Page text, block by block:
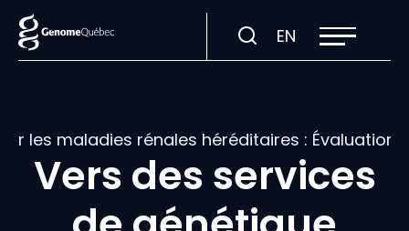
EN Visiter
la
:
English.
la
navigation
du
les maladies rénales héréditaires :
Vers des services